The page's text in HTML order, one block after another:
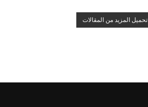
تحميل المزيد من المقالات